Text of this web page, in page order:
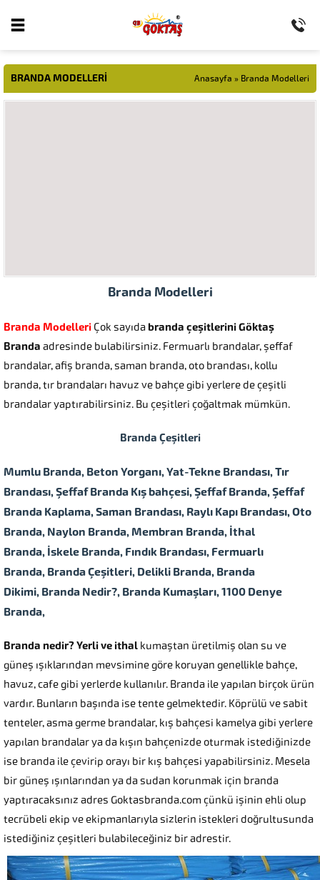
BRANDA MODELLERI Anasayfa » Branda Modelleri
Branda Modelleri
Branda Modelleri Çok sayıdabranda çeşitlerini Göktaş
Branda adresinde bulabilirsiniz. Fermuarlı brandalar, şeffaf
brandalar, afiş branda, saman branda, oto brandası, kollu
branda, tır brandaları havuz ve bahçe gibi yerlere de çeşitli
brandalar yaptırabilirsiniz. Bu çeşitleri çoğaltmak mümkün.
Branda Çeşitleri
Mumlu Branda, Beton Yorganı, Yat-Tekne Brandası, Tır
Brandası, Şeffaf Branda Kış bahçesi, Şeffaf Branda, Şeffaf
Branda Kaplama, Saman Brandası, Raylı Kapı Brandası, Oto
Branda, Naylon Branda, Membran Branda, İthal
Branda, İskele Branda, Fındık Brandası, Fermuarlı
Branda, Branda Çeşitleri, Delikli Branda, Branda
Dikimi, Branda Nedir?, Branda Kumaşları, 1100 Denye
Branda,
Branda nedir? Yerli ve ithal kumaştan üretilmiş olan su ve
güneş ışıklarından mevsimine göre koruyan genellikle bahçe,
havuz, cafe gibi yerlerde kullanılır. Branda ile yapılan birçok ürün
vardır. Bunların başında ise tente gelmektedir. Köprülü ve sabit
tenteler, asma germe brandalar, kış bahçesi kamelya gibi yerlere
yapılan brandalar ya da kışın bahçenizde oturmak istediğinizde
ise branda ile çevirip orayı bir kış bahçesi yapabilirsiniz. Mesela
bir güneş ışınlarından ya da sudan korunmak için branda
yaptıracaksınız adres Goktasbranda.com çünkü işinin ehli olup
tecrübeli ekip ve ekipmanlarıyla sizlerin istekleri doğrultusunda
istediğiniz çeşitleri bulabileceğiniz bir adrestir.